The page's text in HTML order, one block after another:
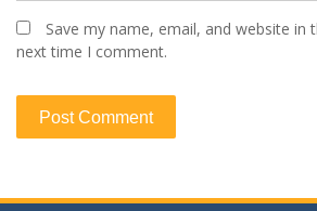
Save my name, email, and website in
next time I comment.